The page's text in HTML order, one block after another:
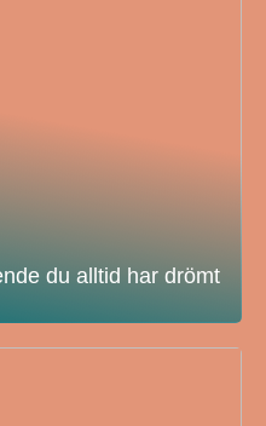
du alltid har drömt